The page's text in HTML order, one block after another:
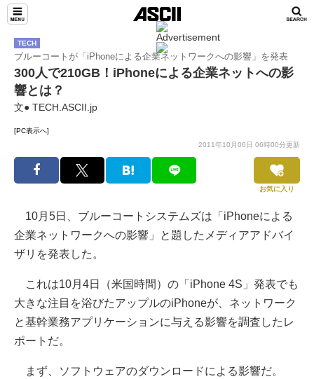
TECH
ブルーコートが「iPhoneによる企業ネットワークへの影響」を発表
300人で210GB！iPhoneによる企業ネットへの影
響とは？
文● TECH.ASCII.jp
[PC表示へ]
2011年10月06日 06時00分更新
お気に入り
10月5日、ブルーコートシステムズは「iPhoneによる
企業ネットワークへの影響」と題したメディアアドバイ
ザリを発表した。
これは10月4日（米国時間）の「iPhone 4S」発表でも
大きな注目を浴びたアップルのiPhoneが、ネットワーク
と基幹業務アプリケーションに与える影響を調査したレ
ポートだ。
まず、ソフトウェアのダウンロードによる影響だ。